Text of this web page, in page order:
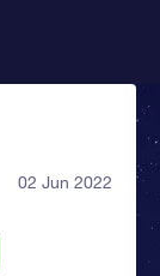
02 Jun 2022